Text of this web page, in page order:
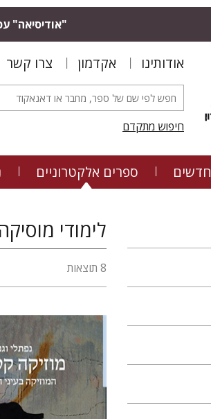
"אודיסיאה"
אודותינו אקדמון צרו קשר
חיפוש מתקדם
חדשים ספרים אלקטרוניים
לימודי
8 תוצאות
נפתלי וגנר
אריאל הירשפלד